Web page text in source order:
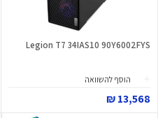
Legion T7 34IAS10 90Y6002FYS
הוסף להשוואה
13,568 ₪